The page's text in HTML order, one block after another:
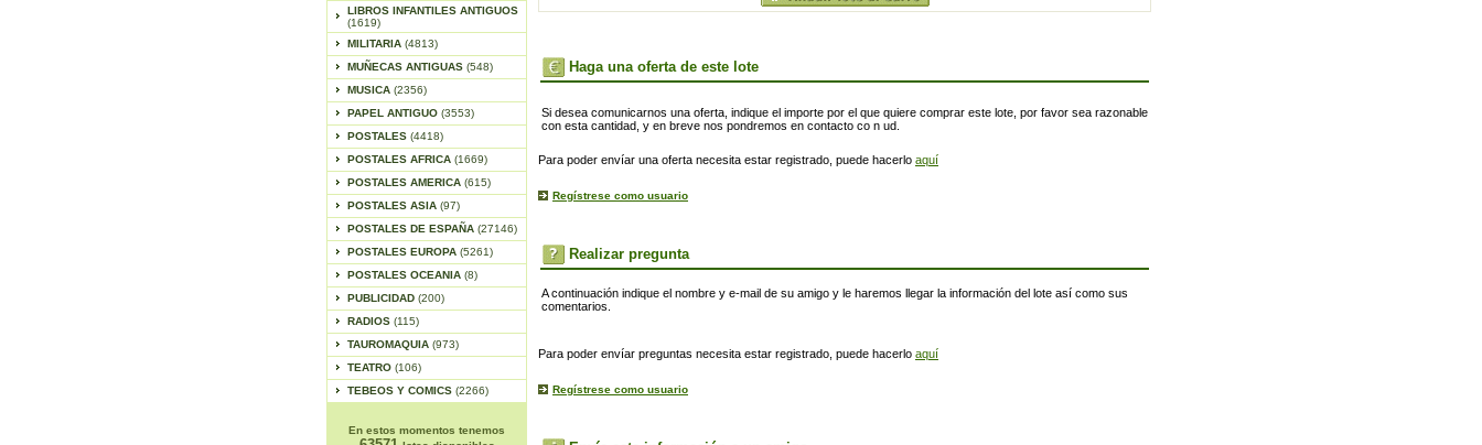
LIBROS INFANTILES ANTIGUOS
(1619)
MILITARIA (4813)
MUÑECAS ANTIGUAS (548)
MUSICA (2356)
PAPEL ANTIGUO (3553)
POSTALES (4418)
POSTALES AFRICA (1669)
POSTALES AMERICA (615)
POSTALES ASIA (97)
POSTALES DE ESPAÑA (27146)
POSTALES EUROPA (5261)
POSTALES OCEANIA (8)
PUBLICIDAD (200)
RADIOS (115)
TAUROMAQUIA (973)
TEATRO (106)
TEBEOS Y COMICS (2266)
En estos momentos tenemos
Haga una oferta de este lote
Si desea comunicarnos una oferta, indique el importe por el que quiere comprar este lote, por favor sea razonable
con esta cantidad, y en breve nos pondremos en contacto co n ud.
Para poder envíar una oferta necesita estar registrado, puede hacerlo aquí
Regístrese como usuario
Realizar pregunta
A continuación indique el nombre y e-mail de su amigo y le haremos llegar la información del lote así como sus
comentarios.
Para poder envíar preguntas necesita estar registrado, puede hacerlo aquí
Regístrese como usuario